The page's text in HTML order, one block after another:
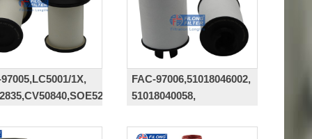
1X,
FAC-97006,51018046002,
51018040058,
EAS423M04D562,SAO